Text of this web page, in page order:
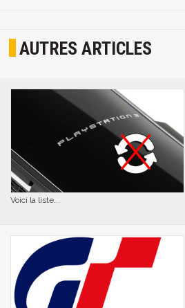
AUTRES ARTICLES
Voici la liste...